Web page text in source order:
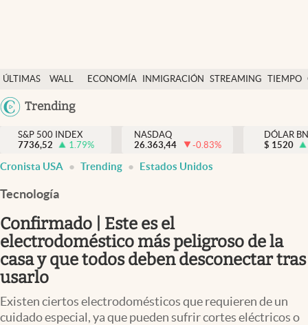
ÚLTIMAS
NOTICIAS
WALL
DÓLAR
ECONOMÍA INMIGRACIÓN STREAMING TIEMPO
México
Trending
Finanzas y economía
Wall Street y dólar
Inmigración
Espiritual
Streaming
Lifestyle
S&P 500 INDEX
7736,52
1.79%
NASDAQ
26.363,44
-0.83%
DÓLAR
$ 1520
Cronista USA Trending Estados Unidos
Tecnología
Confirmado | Este es el
electrodoméstico más peligroso de la
casa y que todos deben desconectar tras
usarlo
Existen ciertos electrodomésticos que requieren de un
cuidado especial, ya que pueden sufrir cortes eléctricos o